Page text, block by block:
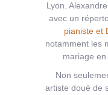
Lyon.
avec un
pianiste et
notamment les
mariage en
Non
artiste doué de